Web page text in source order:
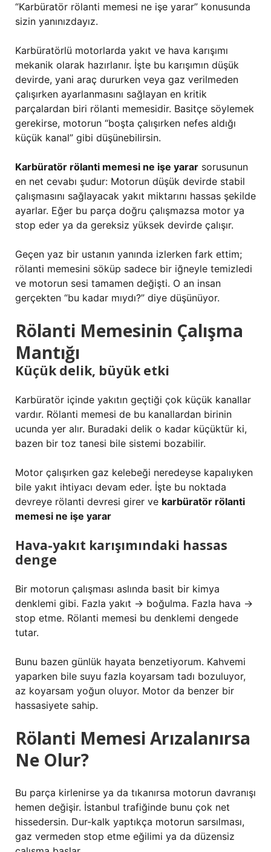
“Karbüratör rölanti memesi ne işe yarar” konusunda
sizin yanınızdayız.
Karbüratörlü motorlarda yakıt ve hava karışımı
mekanik olarak hazırlanır. İşte bu karışımın düşük
devirde, yani araç dururken veya gaz verilmeden
çalışırken ayarlanmasını sağlayan en kritik
parçalardan biri rölanti memesidir. Basitçe söylemek
gerekirse, motorun “boşta çalışırken nefes aldığı
küçük kanal” gibi düşünebilirsin.
Karbüratör rölanti memesi ne işe yarar sorusunun
en net cevabı şudur: Motorun düşük devirde stabil
çalışmasını sağlayacak yakıt miktarını hassas şekilde
ayarlar. Eğer bu parça doğru çalışmazsa motor ya
stop eder ya da gereksiz yüksek devirde çalışır.
Geçen yaz bir ustanın yanında izlerken fark ettim;
rölanti memesini söküp sadece bir iğneyle temizledi
ve motorun sesi tamamen değişti. O an insan
gerçekten “bu kadar mıydı?” diye düşünüyor.
Rölanti Memesinin Çalışma
Mantığı
Küçük delik, büyük etki
Karbüratör içinde yakıtın geçtiği çok küçük kanallar
vardır. Rölanti memesi de bu kanallardan birinin
ucunda yer alır. Buradaki delik o kadar küçüktür ki,
bazen bir toz tanesi bile sistemi bozabilir.
Motor çalışırken gaz kelebeği neredeyse kapalıyken
bile yakıt ihtiyacı devam eder. İşte bu noktada
devreye rölanti devresi girer ve karbüratör rölanti
memesi ne işe yarar
Hava-yakıt karışımındaki hassas
denge
Bir motorun çalışması aslında basit bir kimya
denklemi gibi. Fazla yakıt → boğulma. Fazla hava →
stop etme. Rölanti memesi bu denklemi dengede
tutar.
Bunu bazen günlük hayata benzetiyorum. Kahvemi
yaparken bile suyu fazla koyarsam tadı bozuluyor,
az koyarsam yoğun oluyor. Motor da benzer bir
hassasiyete sahip.
Rölanti Memesi Arızalanırsa
Ne Olur?
Bu parça kirlenirse ya da tıkanırsa motorun davranışı
hemen değişir. İstanbul trafiğinde bunu çok net
hissedersin. Dur-kalk yaptıkça motorun sarsılması,
gaz vermeden stop etme eğilimi ya da düzensiz